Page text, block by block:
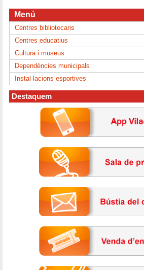
Menú
Centres bibliotecaris
Centres educatius
Cultura i museus
Dependències municipals
Instal·lacions esportives
Destaquem